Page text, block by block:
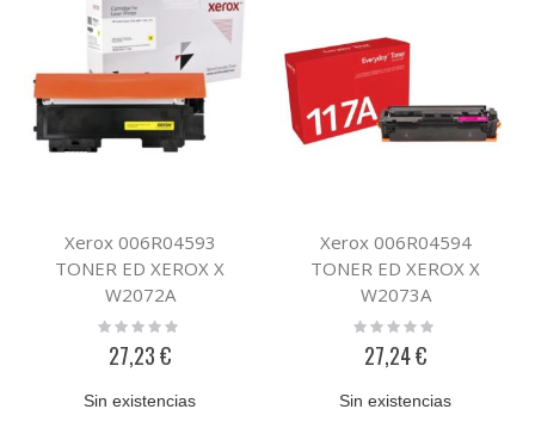
Xerox 006R04593
TONER ED XEROX X
W2072A
Rating:
27,23 €
Sin existencias
Xerox 006R04594
TONER ED XEROX X
W2073A
Rating:
27,24 €
Sin existencias